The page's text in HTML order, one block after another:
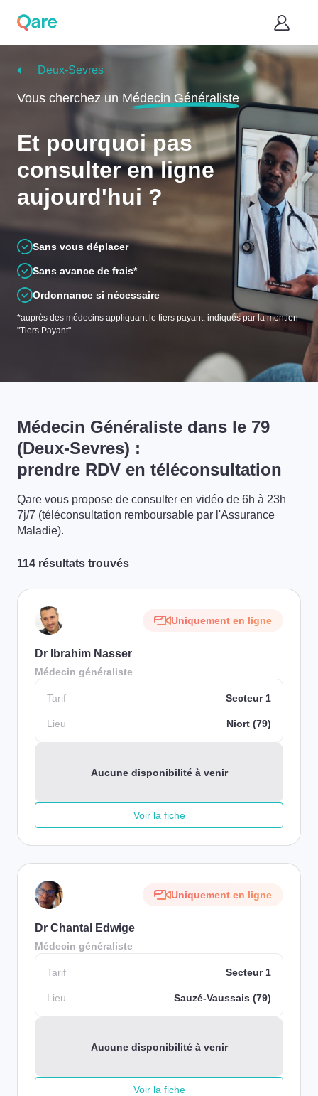
Deux-Sevres
Vous cherchez un Médecin Généraliste
Et pourquoi pas
consulter en ligne
aujourd'hui ?
Sans vous déplacer
Sans avance de frais*
Ordonnance si nécessaire
*auprès des médecins appliquant le tiers payant, indiqués par la mention
"Tiers Payant"
Médecin Généraliste dans le 79
(Deux-Sevres) :
prendre RDV en téléconsultation
Qare vous propose de consulter en vidéo de 6h à 23h
7j/7 (téléconsultation remboursable par l'Assurance
Maladie).
114 résultats trouvés
Uniquement en ligne
Dr Ibrahim Nasser
Médecin généraliste
Tarif Secteur 1
Lieu Niort (79)
Aucune disponibilité à venir
Voir la fiche
Uniquement en ligne
Dr Chantal Edwige
Médecin généraliste
Tarif Secteur 1
Lieu Sauzé-Vaussais (79)
Aucune disponibilité à venir
Voir la fiche